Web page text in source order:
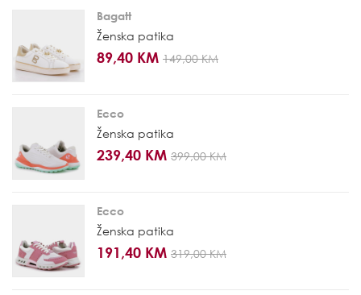
Bagatt
Ženska patika
89,40 KM 149,00 KM
Ecco
Ženska patika
239,40 KM 399,00 KM
Ecco
Ženska patika
191,40 KM 319,00 KM